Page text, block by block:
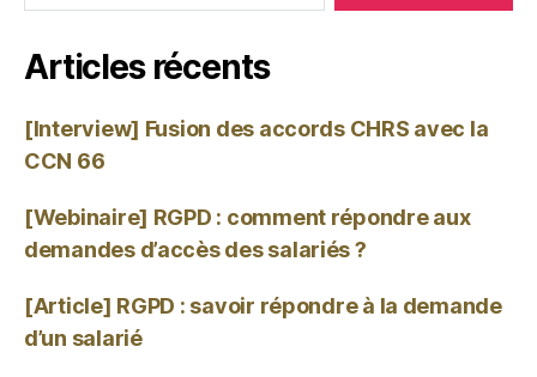
Articles récents
[Interview] Fusion des accords CHRS avec la
CCN 66
[Webinaire] RGPD : comment répondre aux
demandes d’accès des salariés ?
[Article] RGPD : savoir répondre à la demande
d’un salarié